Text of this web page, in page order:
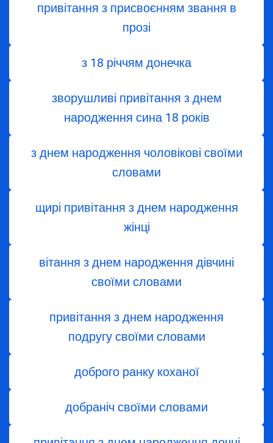
привітання з присвоєнням звання в
прозі
з 18 річчям донечка
зворушливі привітання з днем
народження сина 18 років
з днем народження чоловікові своїми
словами
щирі привітання з днем народження
жінці
вітання з днем ​​народження дівчині
своїми словами
привітання з днем народження
подругу своїми словами
доброго ранку коханої
добраніч своїми словами